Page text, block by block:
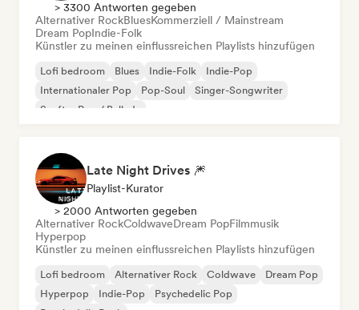
> 3300 Antworten gegeben
Alternativer RockBluesKommerziell / Mainstream
Dream PopIndie-Folk
Künstler zu meinen einflussreichen Playlists hinzufügen
Lofi bedroom Blues Indie-Folk
Indie-Pop
Internationaler Pop
Pop-Soul
Singer-Songwriter
Sanfter Pop / Ballade
Late Night Drives 🎆
Playlist-Kurator
> 2000 Antworten gegeben
Alternativer RockColdwaveDream PopFilmmusik
Hyperpop
Künstler zu meinen einflussreichen Playlists hinzufügen
Lofi bedroom Alternativer Rock Coldwave
Dream Pop
Hyperpop
Indie-Pop
Psychedelic Pop